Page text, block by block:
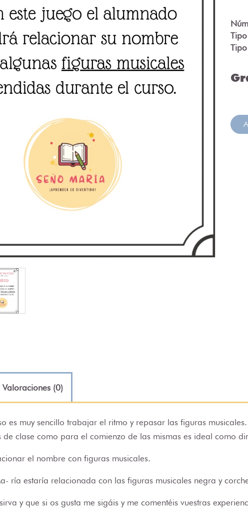
Valoraciones (0)
es muy sencillo trabajar el ritmo y repasar las figuras
de clase como para el comienzo de las mismas es ideal como
el nombre con figuras musicales.
ría estaría relacionada con las figuras musicales negra y
y que si os gusta me sigáis y me comentéis vuestras